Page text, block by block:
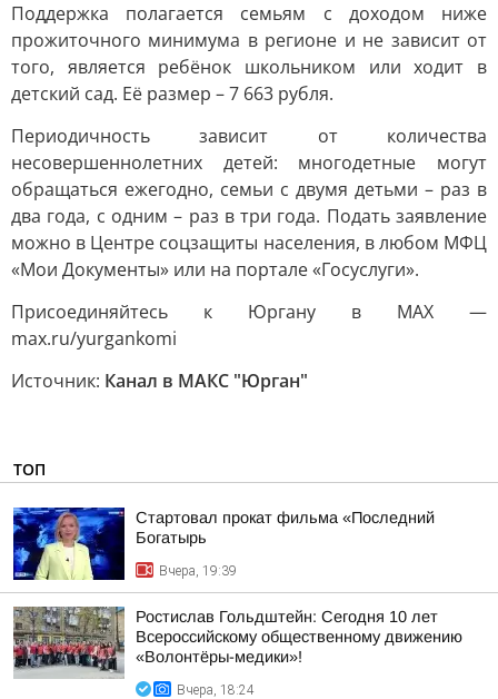
Поддержка полагается семьям с доходом ниже
прожиточного минимума в регионе и не зависит от
того, является ребёнок школьником или ходит в
детский сад. Её размер – 7 663 рубля.
Периодичность зависит от количества
несовершеннолетних детей: многодетные могут
обращаться ежегодно, семьи с двумя детьми – раз в
два года, с одним – раз в три года. Подать заявление
можно в Центре соцзащиты населения, в любом МФЦ
«Мои Документы» или на портале «Госуслуги».
Присоединяйтесь к Юргану в MAX —
max.ru/yurgankomi
Источник: Канал в МАКС "Юрган"
ТОП
Стартовал прокат фильма «Последний
Богатырь
Вчера, 19:39
Ростислав Гольдштейн: Сегодня 10 лет
Всероссийскому общественному движению
«Волонтёры-медики»!
Вчера, 18:24